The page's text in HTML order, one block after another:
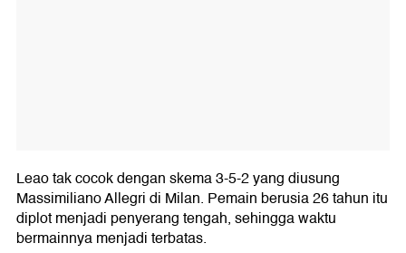
Leao tak cocok dengan skema 3-5-2 yang diusung
Massimiliano Allegri di Milan. Pemain berusia 26 tahun itu
diplot menjadi penyerang tengah, sehingga waktu
bermainnya menjadi terbatas.